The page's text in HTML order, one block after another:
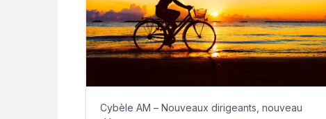
Cybèle AM – Nouveaux dirigeants, nouveau